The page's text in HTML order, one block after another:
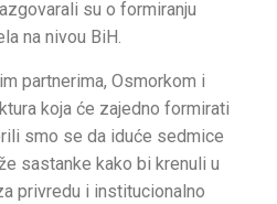
su o formiranju
na nivou BiH.
partnerima, Osmorkom i
koja će zajedno formirati
smo se da iduće sedmice
sastanke kako bi krenuli u
privredu i institucionalno